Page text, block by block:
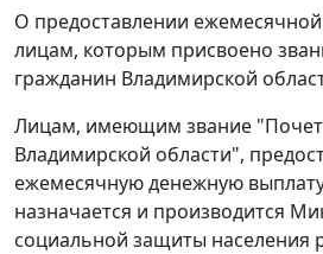
О предоставлении
лицам, которым присвоено
гражданин Владимирской
Лицам, имеющим звание
Владимирской области",
ежемесячную денежную
назначается и производится
социальной защиты населения